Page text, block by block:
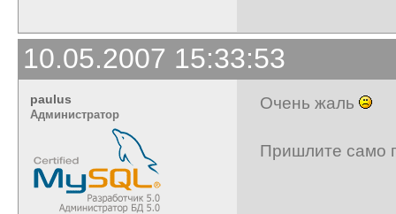
10.05.2007 15:33:53
paulus
Администратор
Очень жаль
Пришлите само